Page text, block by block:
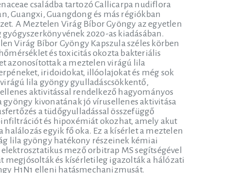
családba tartozó Callicarpa nudiflora
Guangxi, Guangdong és más régiókban
A Meztelen Virág Bíbor Gyöngy az egyetlen
2020-as kiadásában.
Virág Bíbor Gyöngy Kapszula széles körben
és toxicitás okozta bakteriális
azonosítottak a meztelen virágú lila
iridoidokat, illóolajokat és még sok
lila gyöngy gyulladáscsökkentő,
aktivitással rendelkező hagyományos
kivonatának jó vírusellenes aktivitása
a tüdőgyulladással összefüggő
és hipoxémiát okozhat, amely akut
egyik fő oka. Ez a kísérlet a meztelen
lila gyöngy hatékony részeinek kémiai
mező orbitrap MS segítségével
megjósolták és kísérletileg igazolták a hálózati
H1N1 elleni hatásmechanizmusát.